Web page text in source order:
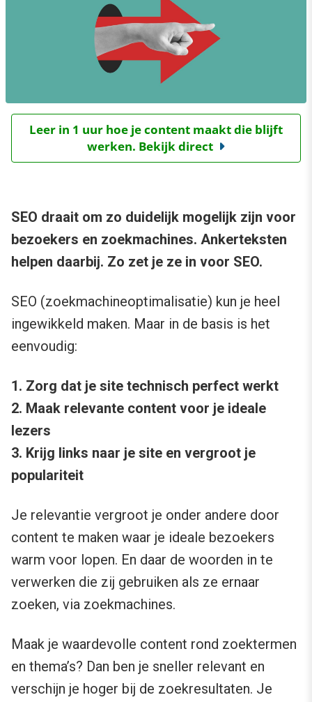
Leer in 1 uur hoe je content maakt die blijft
werken. Bekijk direct
SEO draait om zo duidelijk mogelijk zijn voor
bezoekers en zoekmachines. Ankerteksten
helpen daarbij. Zo zet je ze in voor SEO.
SEO (zoekmachineoptimalisatie) kun je heel
ingewikkeld maken. Maar in de basis is het
eenvoudig:
1. Zorg dat je site technisch perfect werkt
2. Maak relevante content voor je ideale
lezers
3. Krijg links naar je site en vergroot je
populariteit
Je relevantie vergroot je onder andere door
content te maken waar je ideale bezoekers
warm voor lopen. En daar de woorden in te
verwerken die zij gebruiken als ze ernaar
zoeken, via zoekmachines.
Maak je waardevolle content rond zoektermen
en thema’s? Dan ben je sneller relevant en
verschijn je hoger bij de zoekresultaten. Je